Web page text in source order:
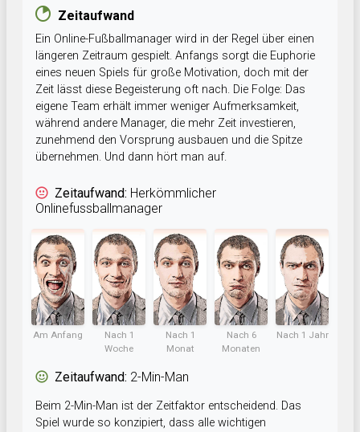
Zeitaufwand
Ein Online-Fußballmanager wird in der Regel über einen
längeren Zeitraum gespielt. Anfangs sorgt die Euphorie
eines neuen Spiels für große Motivation, doch mit der
Zeit lässt diese Begeisterung oft nach. Die Folge: Das
eigene Team erhält immer weniger Aufmerksamkeit,
während andere Manager, die mehr Zeit investieren,
zunehmend den Vorsprung ausbauen und die Spitze
übernehmen. Und dann hört man auf.
Zeitaufwand: Herkömmlicher
Onlinefussballmanager
Am Anfang
Nach 1
Woche
Nach 1
Monat
Nach 6
Monaten
Nach 1 Jahr
Zeitaufwand: 2-Min-Man
Beim 2-Min-Man ist der Zeitfaktor entscheidend. Das
Spiel wurde so konzipiert, dass alle wichtigen